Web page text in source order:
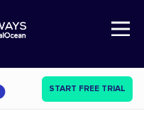
Open Nav
START FREE TRIAL